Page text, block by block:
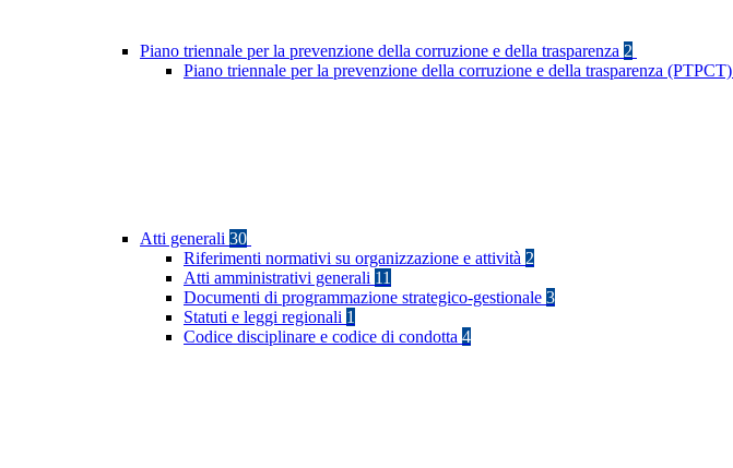
Piano triennale per la prevenzione della corruzione e della trasparenza 2
Piano triennale per la prevenzione della corruzione e della trasparenza (PTPCT)
Atti generali 30
Riferimenti normativi su organizzazione e attività 2
Atti amministrativi generali 11
Documenti di programmazione strategico-gestionale 3
Statuti e leggi regionali 1
Codice disciplinare e codice di condotta 4